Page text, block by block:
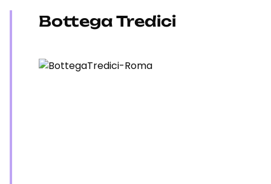
Bottega Tredici